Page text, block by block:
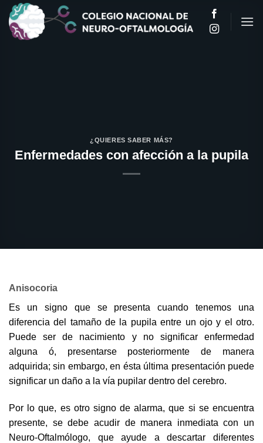
Saltar
contenido
¿QUIERES SABER MÁS?
Enfermedades con afección a la pupila
Anisocoria
Es un signo que se presenta cuando tenemos una
diferencia del tamaño de la pupila entre un ojo y el otro.
Puede ser de nacimiento y no significar enfermedad
alguna ó, presentarse posteriormente de manera
adquirida; sin embargo, en ésta última presentación puede
significar un daño a la vía pupilar dentro del cerebro.
Por lo que, es otro signo de alarma, que si se encuentra
presente, se debe acudir de manera inmediata con un
Neuro-Oftalmólogo, que ayude a descartar diferentes